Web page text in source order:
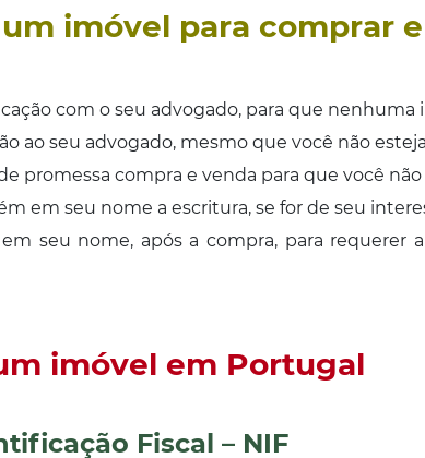
imóvel para comprar
com o seu advogado, para que nenhuma
ao seu advogado, mesmo que você não
promessa compra e venda para que você
em seu nome a escritura, se for de seu
seu nome, após a compra, para requerer
imóvel em Portugal
Fiscal – NIF